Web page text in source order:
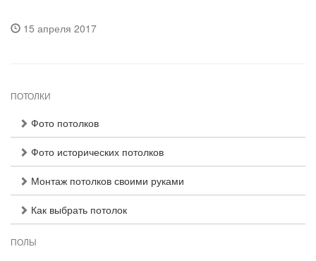
15 апреля 2017
ПОТОЛКИ
Фото потолков
Фото исторических потолков
Монтаж потолков своими руками
Как выбрать потолок
ПОЛЫ